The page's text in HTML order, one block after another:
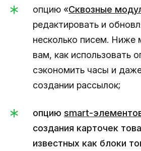
опцию «Сквозные
редактировать и
несколько писем. Ниже
вам, как использовать
сэкономить часы и
создании рассылок;
опцию smart-
создания карточек
известных как блоки